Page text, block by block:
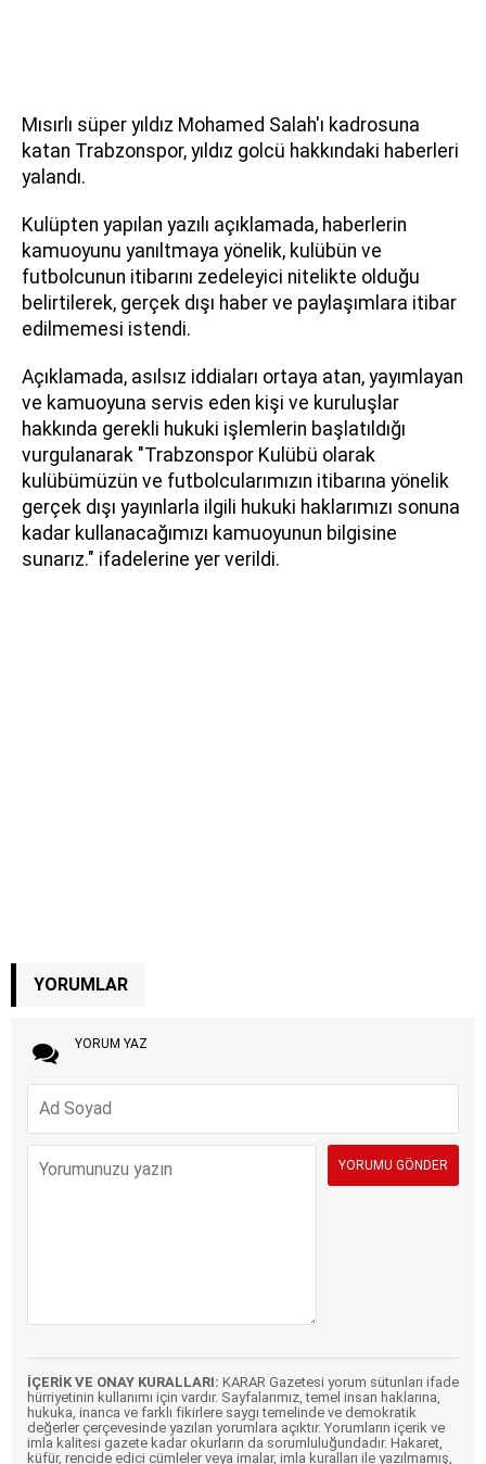
Mısırlı süper yıldız Mohamed Salah'ı kadrosuna
katan Trabzonspor, yıldız golcü hakkındaki haberleri
yalandı.
Kulüpten yapılan yazılı açıklamada, haberlerin
kamuoyunu yanıltmaya yönelik, kulübün ve
futbolcunun itibarını zedeleyici nitelikte olduğu
belirtilerek, gerçek dışı haber ve paylaşımlara itibar
edilmemesi istendi.
Açıklamada, asılsız iddiaları ortaya atan, yayımlayan
ve kamuoyuna servis eden kişi ve kuruluşlar
hakkında gerekli hukuki işlemlerin başlatıldığı
vurgulanarak "Trabzonspor Kulübü olarak
kulübümüzün ve futbolcularımızın itibarına yönelik
gerçek dışı yayınlarla ilgili hukuki haklarımızı sonuna
kadar kullanacağımızı kamuoyunun bilgisine
sunarız." ifadelerine yer verildi.
YORUMLAR
YORUM YAZ
İÇERİK VE ONAY KURALLARI: KARAR Gazetesi yorum sütunları ifade
hürriyetinin kullanımı için vardır. Sayfalarımız, temel insan haklarına,
hukuka, inanca ve farklı fikirlere saygı temelinde ve demokratik
değerler çerçevesinde yazılan yorumlara açıktır. Yorumların içerik ve
imla kalitesi gazete kadar okurların da sorumluluğundadır. Hakaret,
küfür, rencide edici cümleler veya imalar, imla kuralları ile yazılmamış,